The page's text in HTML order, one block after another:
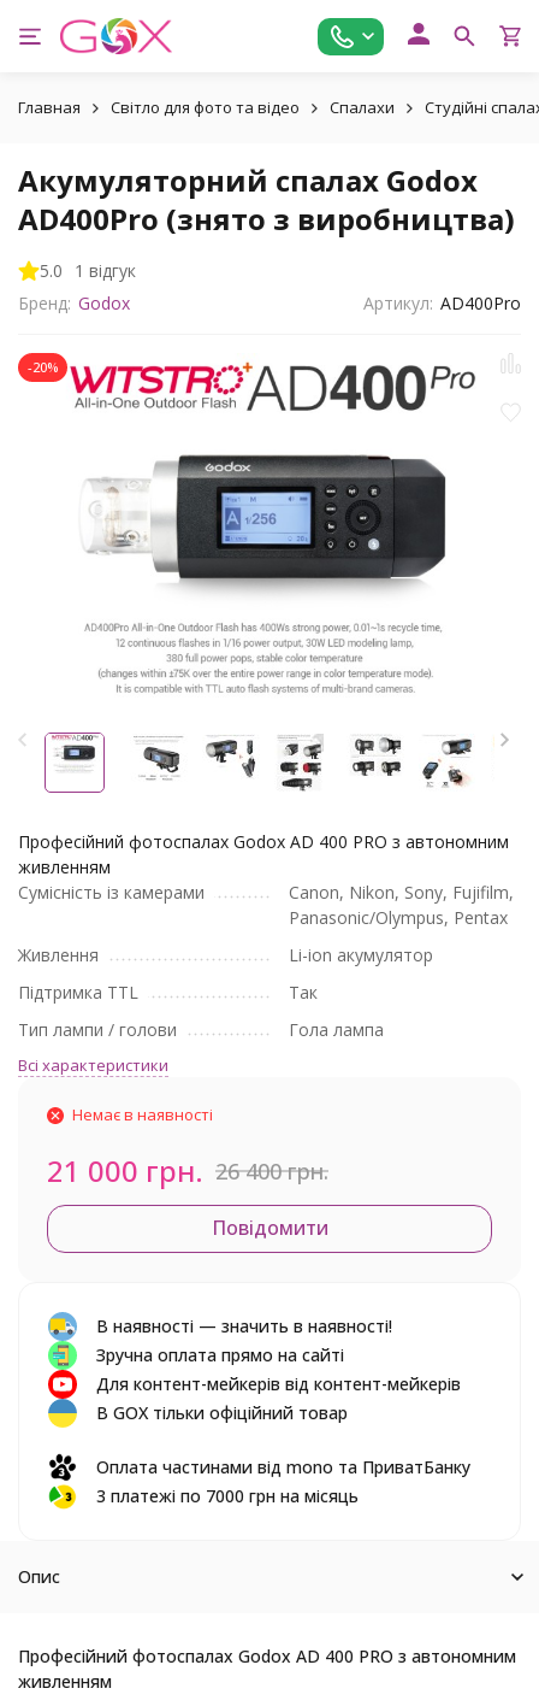
Главная Світло для фото та відео Спалахи Студійні
Акумуляторний спалах Godox
AD400Pro (знято з виробництва)
5.0
1 відгук
Бренд: Godox Артикул: AD400Pro
-20%
Професійний фотоспалах Godox AD 400 PRO з автономним
живленням
Сумісність із камерами
Canon, Nikon, Sony, Fujifilm,
Panasonic/Olympus, Pentax
Живлення
Li-ion акумулятор
Підтримка TTL
Так
Тип лампи / голови
Гола лампа
Всі характеристики
Немає в наявності
21 000 грн. 26 400 грн.
Повідомити
В наявності — значить в наявності!
Зручна оплата прямо на сайті
Для контент-мейкерів від контент-мейкерів
В GOX тільки офіційний товар
Оплата частинами від mono та ПриватБанку
3 платежі по 7000 грн на місяць
Опис
Професійний фотоспалах Godox AD 400 PRO з автономним
живленням